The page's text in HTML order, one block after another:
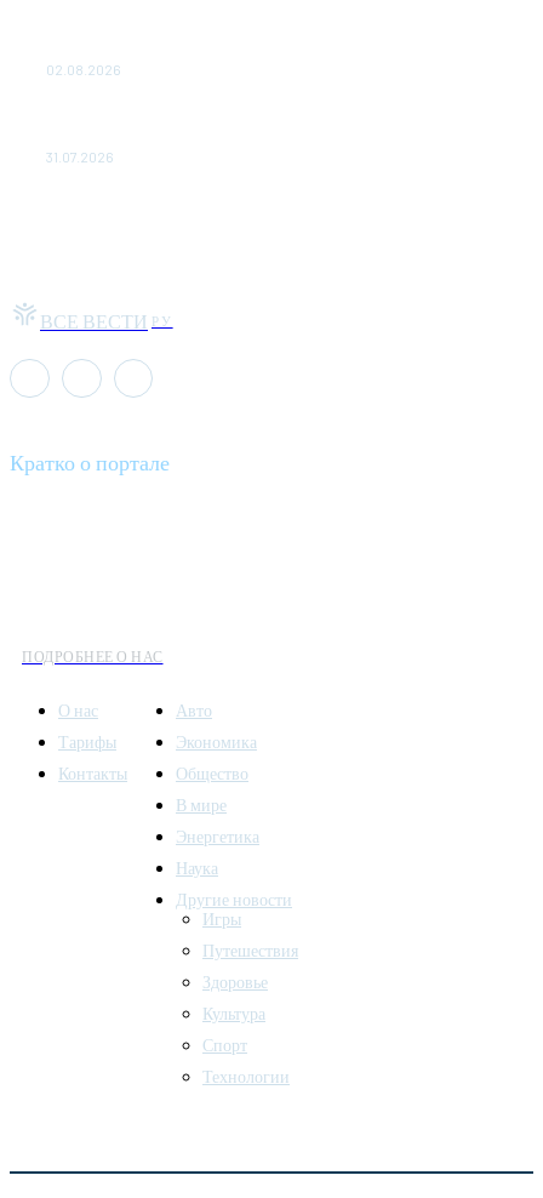
02.08.2026
31.07.2026
ВСЕ ВЕСТИ РУ
Кратко о портале
ПОДРОБНЕЕ О НАС
О нас
Тарифы
Контакты
Авто
Экономика
Общество
В мире
Энергетика
Наука
Другие новости
Игры
Путешествия
Здоровье
Культура
Спорт
Технологии